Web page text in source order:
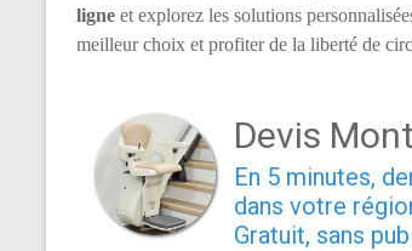
ligne et explorez les solutions
meilleur choix et profiter de la liberté de
Devis
En 5 minutes,
dans votre
Gratuit, sans